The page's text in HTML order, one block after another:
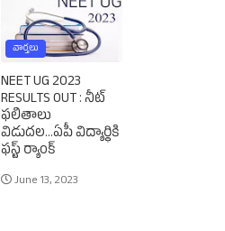
వార్తలు
NEET UG 2023
RESULTS OUT : నీట్‌
ఫలితాలు
విడుదల...ఏపీ విద్యార్థికి
ఫస్ట్‌ ర్యాంక్‌
June 13, 2023